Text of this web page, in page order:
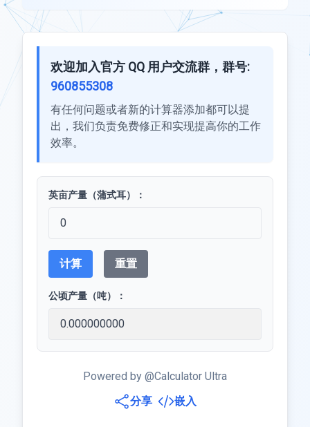
欢迎加入官方 QQ 用户交流群，群号:
960855308
有任何问题或者新的计算器添加都可以提
出，我们负责免费修正和实现提高你的工作
效率。
英亩产量（蒲式耳）：
计算 重置
公顷产量（吨）：
Powered by @Calculator Ultra
分享
嵌入